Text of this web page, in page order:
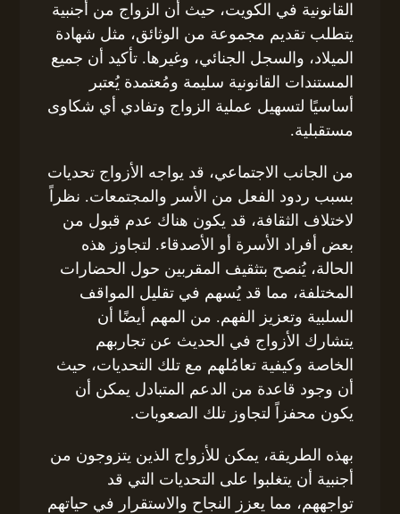
القانونية في الكويت، حيث أن الزواج من أجنبية
يتطلب تقديم مجموعة من الوثائق، مثل شهادة
الميلاد، والسجل الجنائي، وغيرها. تأكيد أن جميع
المستندات القانونية سليمة ومُعتمدة يُعتبر
أساسيًا لتسهيل عملية الزواج وتفادي أي شكاوى
مستقبلية.
من الجانب الاجتماعي، قد يواجه الأزواج تحديات
بسبب ردود الفعل من الأسر والمجتمعات. نظراً
لاختلاف الثقافة، قد يكون هناك عدم قبول من
بعض أفراد الأسرة أو الأصدقاء. لتجاوز هذه
الحالة، يُنصح بتثقيف المقربين حول الحضارات
المختلفة، مما قد يُسهم في تقليل المواقف
السلبية وتعزيز الفهم. من المهم أيضًا أن
يتشارك الأزواج في الحديث عن تجاربهم
الخاصة وكيفية تعامُلهم مع تلك التحديات، حيث
أن وجود قاعدة من الدعم المتبادل يمكن أن
يكون محفزاً لتجاوز تلك الصعوبات.
بهذه الطريقة، يمكن للأزواج الذين يتزوجون من
أجنبية أن يتغلبوا على التحديات التي قد
تواجههم، مما يعزز النجاح والاستقرار في حياتهم